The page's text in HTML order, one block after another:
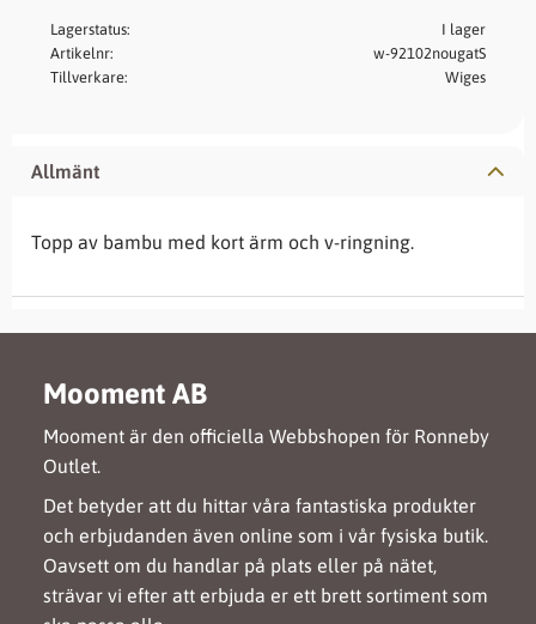
Lagerstatus
I lager
Artikelnr
w-92102nougatS
Tillverkare
Wiges
Allmänt
Topp av bambu med kort ärm och v-ringning.
Mooment AB
Mooment är den officiella Webbshopen för Ronneby
Outlet.
Det betyder att du hittar våra fantastiska produkter
och erbjudanden även online som i vår fysiska butik.
Oavsett om du handlar på plats eller på nätet,
strävar vi efter att erbjuda er ett brett sortiment som